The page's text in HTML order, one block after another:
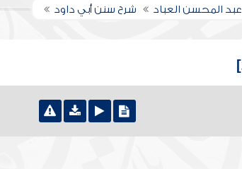
عبد المحسن العباد شرح سنن أبي داود